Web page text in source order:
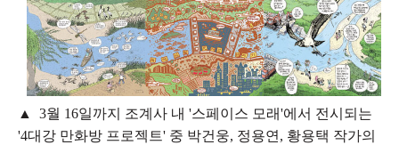
▲ 3월 16일까지 조계사 내 '스페이스 모래'에서 전시되는
'4대강 만화방 프로젝트' 중 박건웅, 정용연, 황용택 작가의